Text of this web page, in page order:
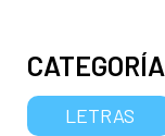
CATEGORÍA
LETRAS